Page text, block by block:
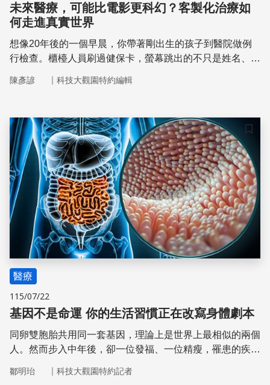
未來醫療，可能比電影更科幻？客製化治療如
何走進真實世界
想像20年後的一個早晨，你帶著剛出生的孩子到醫院做例
行檢查。櫃檯人員刷過健保卡，螢幕跳出的不只是姓名、年
資訊。
陳彥諺 ｜ 科技大觀園特約編輯
儲存
醫療
115/07/22
基因不是命運 你的生活習慣正在改寫身體劇本
同卵雙胞胎共用同一套基因，理論上是世界上最相似的兩個
人。然而步入中年後，卻一位發福、一位精瘦，罹患的疾病
解釋？
鄒明珆 ｜ 科技大觀園特約記者